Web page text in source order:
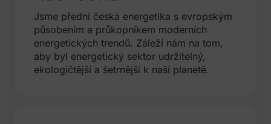
Jsme přední česká energetika s evropským
působením a průkopníkem moderních
energetických trendů. Záleží nám na tom,
aby byl energetický sektor udržitelný,
ekologičtější a šetrnější k naší planetě.